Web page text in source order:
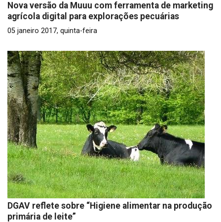
Nova versão da Muuu com ferramenta de marketing
agrícola digital para explorações pecuárias
05 janeiro 2017, quinta-feira
DGAV reflete sobre “Higiene alimentar na produção
primária de leite”